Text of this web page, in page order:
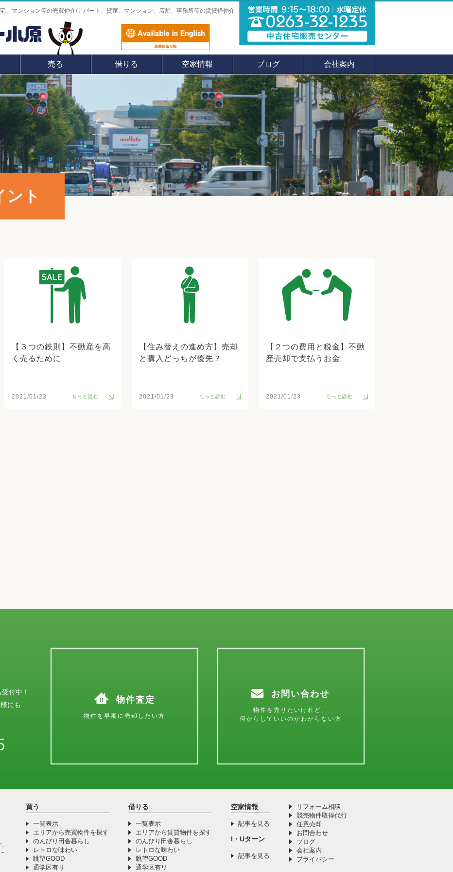
、マンション等の売買仲介/アパート、貸家、マンション、店舗、事務所等の賃貸借仲介
売る 借りる 空家情報 ブログ 会社案内
ント
【３つの鉄則】不動産を高
く売るために
2021/01/23 もっと読む
【住み替えの進め方】売却
と購入どっちが優先？
2021/01/23 もっと読む
【２つの費用と税金】不動
産売却で支払うお金
2021/01/23 もっと読む
付中！
にも
物件査定
物件を早期に売却したい方
お問い合わせ
物件を売りたいけれど、
何からしていいのかわからない方
買う
一覧表示
エリアから売買物件を探す
のんびり田舎暮らし
レトロな味わい
眺望GOOD
通学区有リ
借りる
一覧表示
エリアから賃貸物件を探す
のんびり田舎暮らし
レトロな味わい
眺望GOOD
通学区有リ
空家情報
記事を見る
I・Uターン
記事を見る
リフォーム相談
競売物件取得代行
任意売却
お問合わせ
ブログ
会社案内
プライバシー